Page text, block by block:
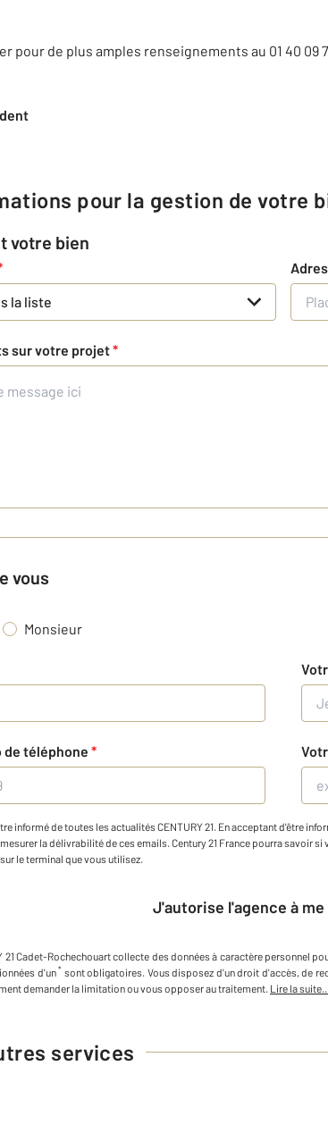
pour de plus amples renseignements au 01 40 09
pour la gestion de votre
votre bien
la liste
sur votre projet*
vous
Monsieur
de téléphone *
informé de toutes les actualités CENTURY 21. En acceptant d'être
la délivrabilité de ces emails. Century 21 France pourra savoir
le terminal que vous utilisez.
J'autorise l'agence à
21 Cadet-Rochechouartcollecte des données à caractère personnel
d'un * sont obligatoires. Vous disposez d'un droit d'accès, de
demander la limitation ou vous opposer au traitement. Lire la suite...
services